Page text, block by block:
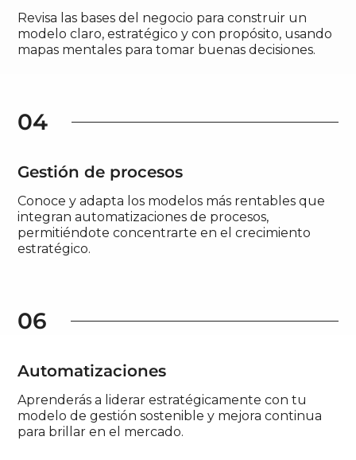
Revisa las bases del negocio para construir un
modelo claro, estratégico y con propósito, usando
mapas mentales para tomar buenas decisiones.
04
Gestión de procesos
Conoce y adapta los modelos más rentables que
integran automatizaciones de procesos,
permitiéndote concentrarte en el crecimiento
estratégico.
06
Automatizaciones
Aprenderás a liderar estratégicamente con tu
modelo de gestión sostenible y mejora continua
para brillar en el mercado.